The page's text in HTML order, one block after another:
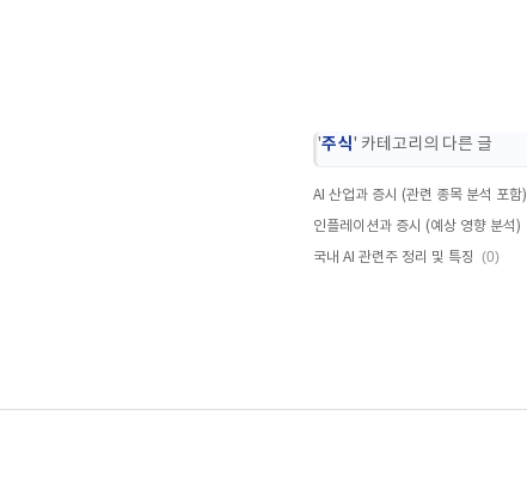
'주식' 카테고리의 다른 글
AI 산업과 증시 (관련 종목 분석 포함)
인플레이션과 증시 (예상 영향 분석)
국내 AI 관련주 정리 및 특징 (0)